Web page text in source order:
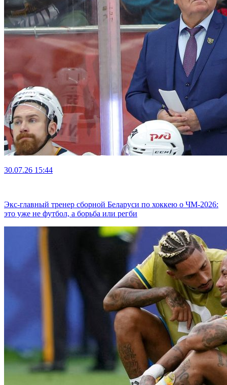
30.07.26 15:44
Экс-главный тренер сборной Беларуси по хоккею о ЧМ-2026:
это уже не футбол, а борьба или регби